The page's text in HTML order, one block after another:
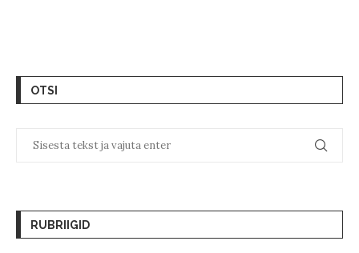
OTSI
RUBRIIGID